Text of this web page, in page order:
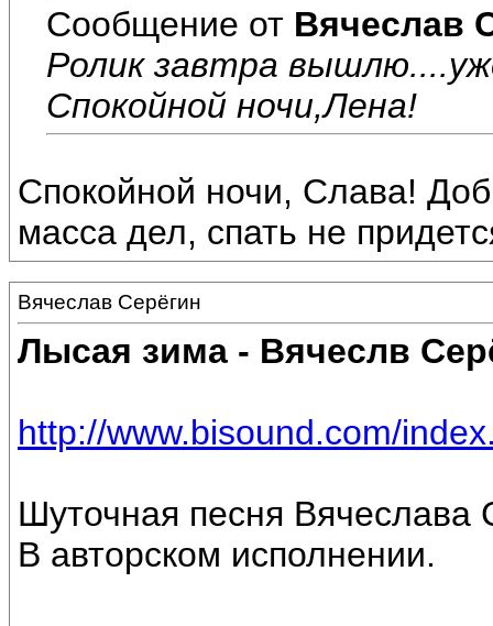
Сообщение от Вячеслав
Ролик завтра
Спокойной ночи,Лена!
Спокойной ночи, Слава!
масса дел, спать не
Вячеслав Серёгин
Лысая зима - Вячеслв
http://www.bisound.com/
Шуточная песня Вячеслава
В авторском исполнении.